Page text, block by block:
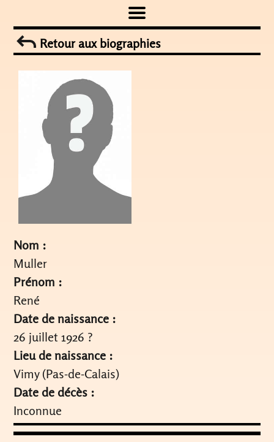
to
contentRetour aux biographies
Nom :
Muller
Prénom :
René
Date de naissance :
26 juillet 1926 ?
Lieu de naissance :
Vimy (Pas-de-Calais)
Date de décès :
Inconnue